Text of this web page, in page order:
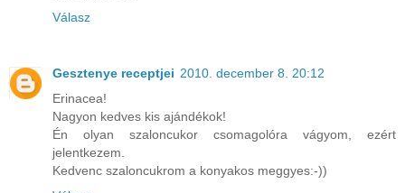
Válasz
Gesztenye receptjei 2010. december 8. 20:12
Erinacea!
Nagyon kedves kis ajándékok!
Én olyan szaloncukor csomagolóra vágyom, ezért
jelentkezem.
Kedvenc szaloncukrom a konyakos meggyes:-))